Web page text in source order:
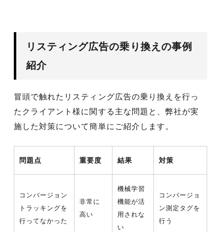
リスティング広告の乗り換えの事例
紹介
冒頭で触れたリスティング広告の乗り換えを行っ
たクライアント様に関する主な問題と、弊社が実
施した対策について簡単にご紹介します。
問題点 重要度 結果 対策
コンバージョン
トラッキングを
行ってなかった
非常に
高い
機械学習
機能が活
用されな
い
コンバージョ
ン測定タグを
行う